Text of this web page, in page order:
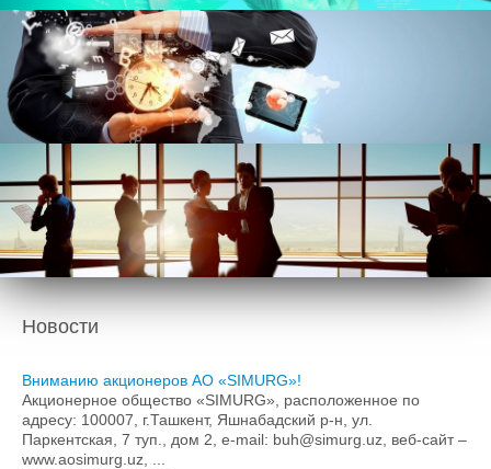
Официально
Нормативно-правовая база
Сертификаты и лицензии
Устав
Утратившие силу акты
Архив
Инвестиционный портфель
Интерактивные услуги
Вопросы и ответы
Карта сайта
Подача обращений в гос.органы
Формы заявок
Контакты
Новости
Вниманию акционеров АО «SIMURG»!
Акционерное общество «SIMURG», расположенное по
адресу: 100007, г.Ташкент, Яшнабадский р-н, ул.
Паркентская, 7 туп., дом 2, e-mail: buh@simurg.uz, веб-сайт –
www.aosimurg.uz, ...